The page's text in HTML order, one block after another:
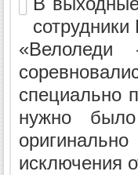
специально
нужно
исключения